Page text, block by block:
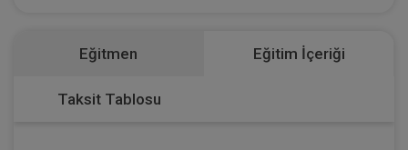
Eğitmen Eğitim İçeriği
Taksit Tablosu